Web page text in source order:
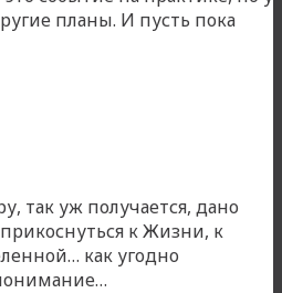
планы. И пусть пока
так уж получается, дано
к Жизни, к
как угодно